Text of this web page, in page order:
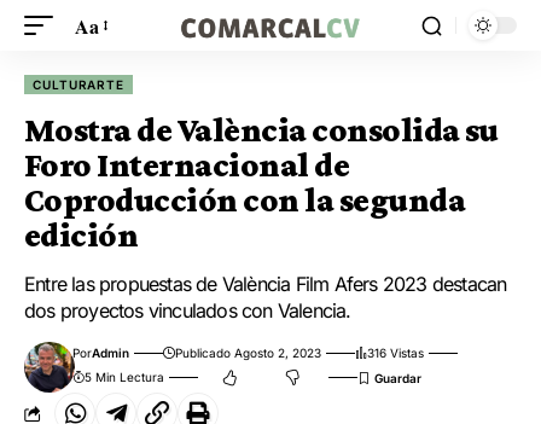
Aa
CULTURARTE
Mostra de València consolida su
Foro Internacional de
Coproducción con la segunda
edición
Entre las propuestas de València Film Afers 2023 destacan
dos proyectos vinculados con Valencia.
PorAdmin Publicado Agosto 2, 2023
316 Vistas
5 Min Lectura